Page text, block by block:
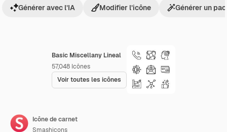
Basic Miscellany Lineal
57,048 Icônes
Voir toutes les icônes
Générer avec l’IA Modifier l’icône Générer un
Icône de carnet
Smashicons